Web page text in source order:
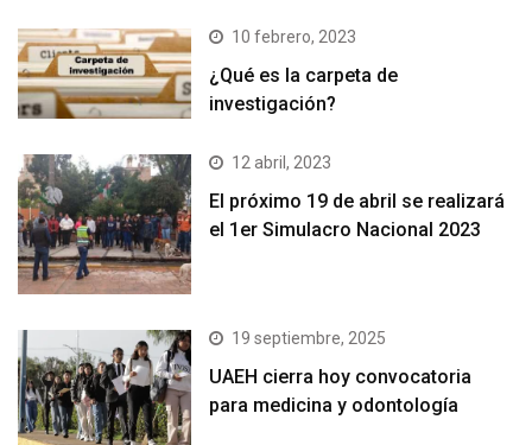
10 febrero, 2023
¿Qué es la carpeta de
investigación?
12 abril, 2023
El próximo 19 de abril se realizará
el 1er Simulacro Nacional 2023
19 septiembre, 2025
UAEH cierra hoy convocatoria
para medicina y odontología